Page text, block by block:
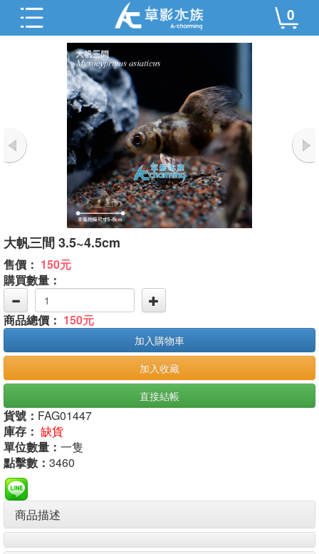
0
大帆三間 3.5~4.5cm
售價： 150元
購買數量：
商品總價： 150元
加入購物車
加入收藏
直接結帳
貨號： FAG01447
庫存： 缺貨
單位數量： 一隻
點擊數： 3460
商品描述